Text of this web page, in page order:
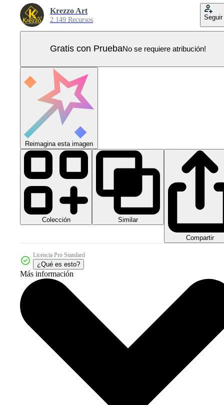
Krezzo Art
2.149 Recursos Seguir
Gratis con PruebaNo se requiere atribución!
Reimagina esta imagen
Colección Similar
Compartir
Licencia Pro Standard
¿Qué es esto?
Más información